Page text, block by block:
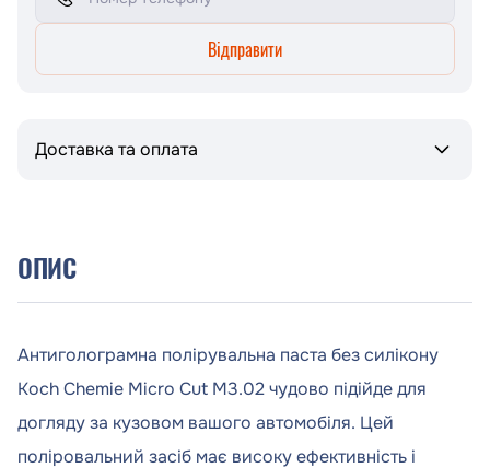
Відправити
Доставка та оплата
ОПИС
Антиголограмна полірувальна паста без силікону
Koch Chemie Micro Cut M3.02 чудово підійде для
догляду за кузовом вашого автомобіля. Цей
поліровальний засіб має високу ефективність і